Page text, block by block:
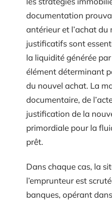
documentation
antérieur et l’achat du
justificatifs sont
la liquidité générée
élément déterminant
du nouvel achat. La
documentaire, de
justification de la
primordiale pour la
prêt.
Dans chaque cas, la
l’emprunteur est
banques, opérant